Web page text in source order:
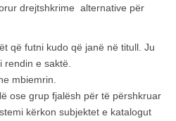
drejtshkrime alternative për
që futni kudo që janë në titull. Ju
rendin e saktë.
mbiemrin.
ose grup fjalësh për të përshkruar
kërkon subjektet e katalogut